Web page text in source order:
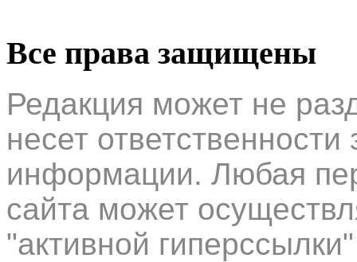
Все права защищены
Редакция может не
несет
информации. Любая
сайта может
"активной